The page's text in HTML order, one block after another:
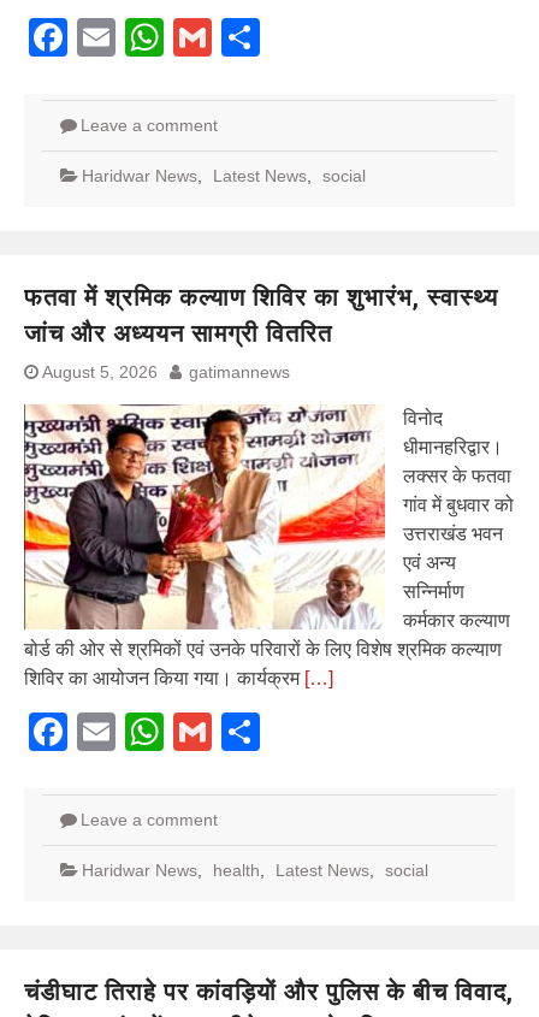
Facebook
EmailWhatsApp
Gmail
Leave a comment
Haridwar News Latest News social
फतवा में श्रमिक कल्याण शिविर का शुभारंभ, स्वास्थ्य
जांच और अध्ययन सामग्री वितरित
August 5, 2026 gatimannews
विनोद
धीमानहरिद्वार।
लक्सर के फतवा
गांव में बुधवार को
उत्तराखंड भवन
एवं अन्य
सन्निर्माण
कर्मकार कल्याण
बोर्ड की ओर से श्रमिकों एवं उनके परिवारों के लिए विशेष श्रमिक कल्याण
शिविर का आयोजन किया गया। कार्यक्रम […]
Facebook
EmailWhatsApp
Gmail
Leave a comment
Haridwar News health Latest News social
चंडीघाट तिराहे पर कांवड़ियों और पुलिस के बीच विवाद,